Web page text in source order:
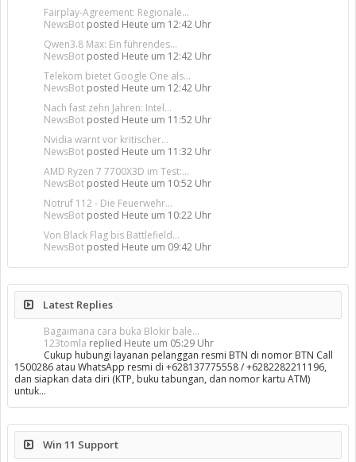
Fairplay-Agreement: Regionale...
NewsBot posted Heute um 12:42 Uhr
Qwen3.8 Max: Ein führendes...
NewsBot posted Heute um 12:42 Uhr
Telekom bietet Google One als...
NewsBot posted Heute um 12:42 Uhr
Nach fast zehn Jahren: Intel...
NewsBot posted Heute um 11:52 Uhr
Nvidia warnt vor kritischer...
NewsBot posted Heute um 11:32 Uhr
AMD Ryzen 7 7700X3D im Test:...
NewsBot posted Heute um 10:52 Uhr
Notruf 112 - Die Feuerwehr...
NewsBot posted Heute um 10:22 Uhr
Von Black Flag bis Battlefield...
NewsBot posted Heute um 09:42 Uhr
Latest Replies
Bagaimana cara buka Blokir bale...
123tomla replied Heute um 05:29 Uhr
Cukup hubungi layanan pelanggan resmi BTN di nomor BTN Call
1500286 atau WhatsApp resmi di +628137775558 / +6282282211196,
dan siapkan data diri (KTP, buku tabungan, dan nomor kartu ATM)
untuk…
Win 11 Support